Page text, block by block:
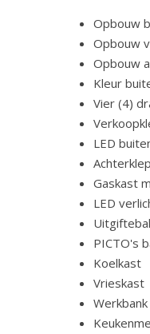
Opbouw
Opbouw
Opbouw
Kleur
Vier (4)
LED
Gaskast
LED
PICTO's
Koelkast
Vrieskast